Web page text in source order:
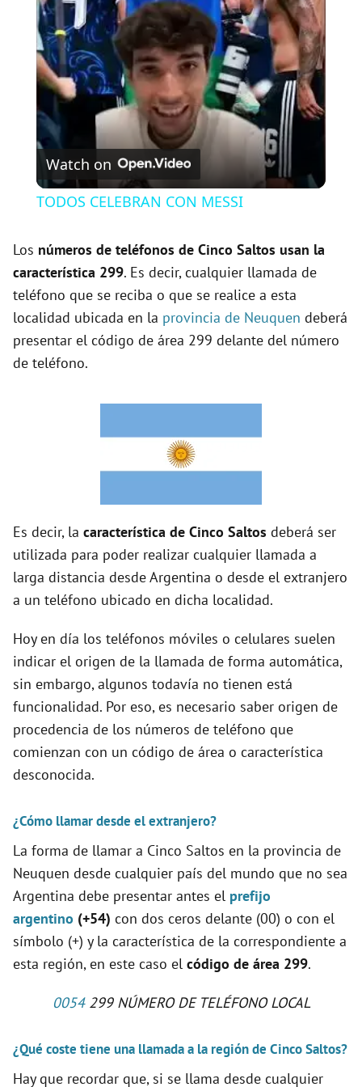
a
y
V
i
d
e
o
Watch on
TODOS CELEBRAN CON MESSI
Los números de teléfonos de Cinco Saltos usan la
característica 299. Es decir, cualquier llamada de
teléfono que se reciba o que se realice a esta
localidad ubicada en la provincia de Neuquen deberá
presentar el código de área 299 delante del número
de teléfono.
Es decir, la característica de Cinco Saltos deberá ser
utilizada para poder realizar cualquier llamada a
larga distancia desde Argentina o desde el extranjero
a un teléfono ubicado en dicha localidad.
Hoy en día los teléfonos móviles o celulares suelen
indicar el origen de la llamada de forma automática,
sin embargo, algunos todavía no tienen está
funcionalidad. Por eso, es necesario saber origen de
procedencia de los números de teléfono que
comienzan con un código de área o característica
desconocida.
¿Cómo llamar desde el extranjero?
La forma de llamar a Cinco Saltos en la provincia de
Neuquen desde cualquier país del mundo que no sea
Argentina debe presentar antes el prefijo
argentino (+54) con dos ceros delante (00) o con el
símbolo (+) y la característica de la correspondiente a
esta región, en este caso el código de área 299.
0054299 NÚMERO DE TELÉFONO LOCAL
¿Qué coste tiene una llamada a la región de Cinco Saltos?
Hay que recordar que, si se llama desde cualquier